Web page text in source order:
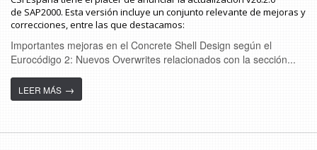
de SAP2000. Esta versión incluye un conjunto relevante de mejoras y
correcciones, entre las que destacamos:
Importantes mejoras en el Concrete Shell Design según el
Eurocódigo 2: Nuevos Overwrites relacionados con la sección...
LEER MÁS →